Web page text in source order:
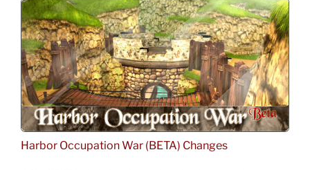
Harbor Occupation War (BETA) Changes